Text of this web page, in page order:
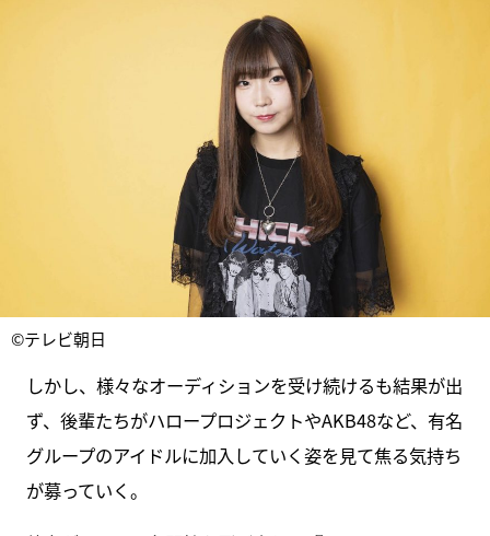
©テレビ朝日
しかし、様々なオーディションを受け続けるも結果が出
ず、後輩たちがハロープロジェクトやAKB48など、有名
グループのアイドルに加入していく姿を見て焦る気持ち
が募っていく。